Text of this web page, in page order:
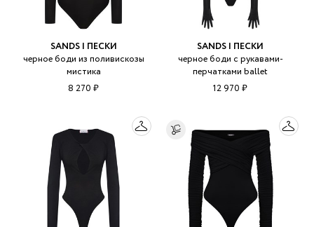
SANDS | ПЕСКИ
черное боди из поливискозы
мистика
8 270 ₽
SANDS | ПЕСКИ
черное боди с рукавами-
перчатками ballet
12 970 ₽